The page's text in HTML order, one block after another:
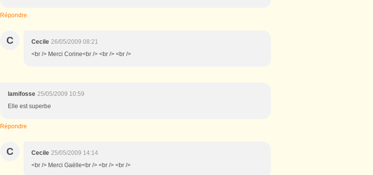
Répondre
C Cecile 26/05/2009 08:21
<br /> Merci Corine<br /> <br /> <br />
lamifosse 25/05/2009 10:59
Elle est superbe
Répondre
C Cecile 25/05/2009 14:14
<br /> Merci Gaëlle<br /> <br /> <br />